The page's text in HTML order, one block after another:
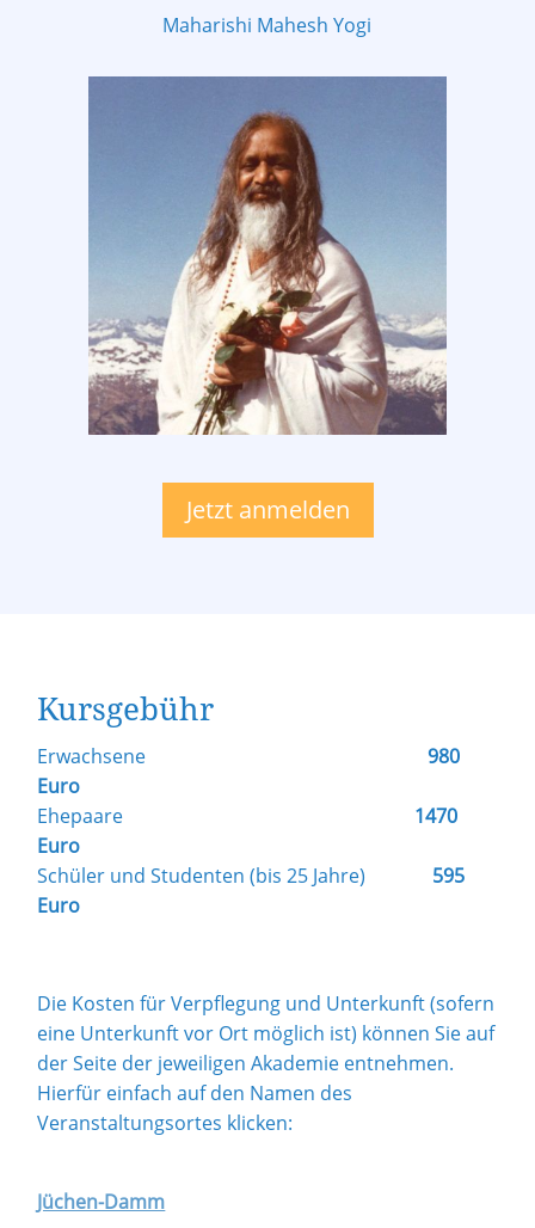
Maharishi Mahesh Yogi
Jetzt anmelden
Kursgebühr
Erwachsene980
Euro
Ehepaare
1470
Euro
Schüler und Studenten (bis 25 Jahre) 595
Euro
Die Kosten für Verpflegung und Unterkunft (sofern
eine Unterkunft vor Ort möglich ist) können Sie auf
der Seite der jeweiligen Akademie entnehmen.
Hierfür einfach auf den Namen des
Veranstaltungsortes klicken:
Jüchen-Damm